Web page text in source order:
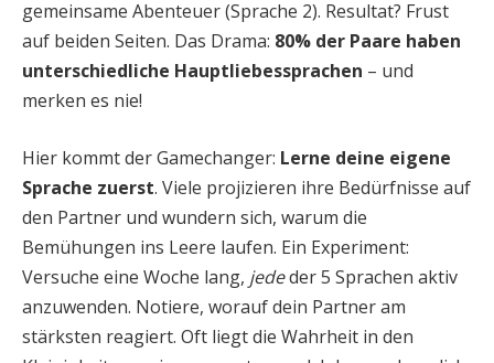
gemeinsame Abenteuer (Sprache 2). Resultat? Frust
auf beiden Seiten. Das Drama: 80% der Paare haben
unterschiedliche Hauptliebessprachen – und
merken es nie!
Hier kommt der Gamechanger: Lerne deine eigene
Sprache zuerst. Viele projizieren ihre Bedürfnisse auf
den Partner und wundern sich, warum die
Bemühungen ins Leere laufen. Ein Experiment:
Versuche eine Woche lang, jededer 5 Sprachen aktiv
anzuwenden. Notiere, worauf dein Partner am
stärksten reagiert. Oft liegt die Wahrheit in den